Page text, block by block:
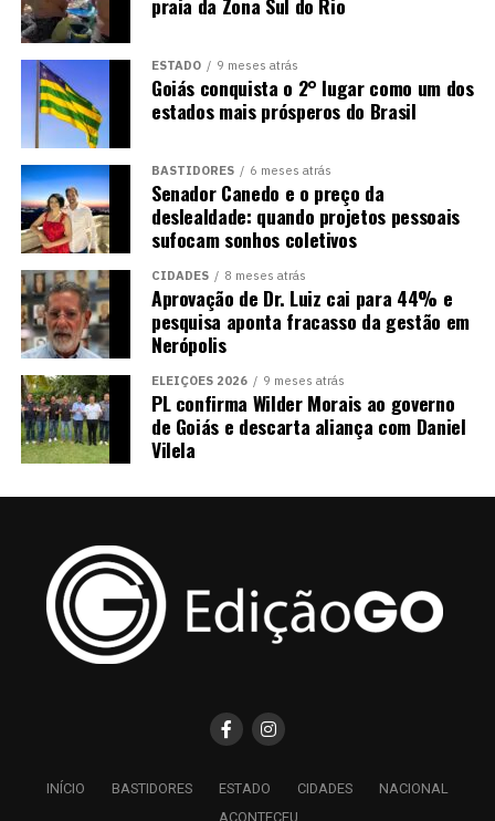
ESTADO 9 meses atrás
Goiás conquista o 2° lugar como um dos
estados mais prósperos do Brasil
BASTIDORES 6 meses atrás
Senador Canedo e o preço da
deslealdade: quando projetos pessoais
sufocam sonhos coletivos
CIDADES 8 meses atrás
Aprovação de Dr. Luiz cai para 44% e
pesquisa aponta fracasso da gestão em
Nerópolis
ELEIÇÕES 2026 9 meses atrás
PL confirma Wilder Morais ao governo
de Goiás e descarta aliança com Daniel
Vilela
INÍCIO BASTIDORES ESTADO CIDADES
NACIONAL
ACONTECEU